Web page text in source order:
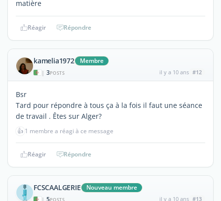
matière
Réagir Répondre
kamelia1972 Membre
| 3POSTS il y a 10 ans #12
Bsr
Tard pour répondre à tous ça à la fois il faut une séance
de travail . Êtes sur Alger?
👍 1 membre a réagi à ce message
Réagir Répondre
FCSCAALGERIE Nouveau membre
| 5POSTS il y a 10 ans #13